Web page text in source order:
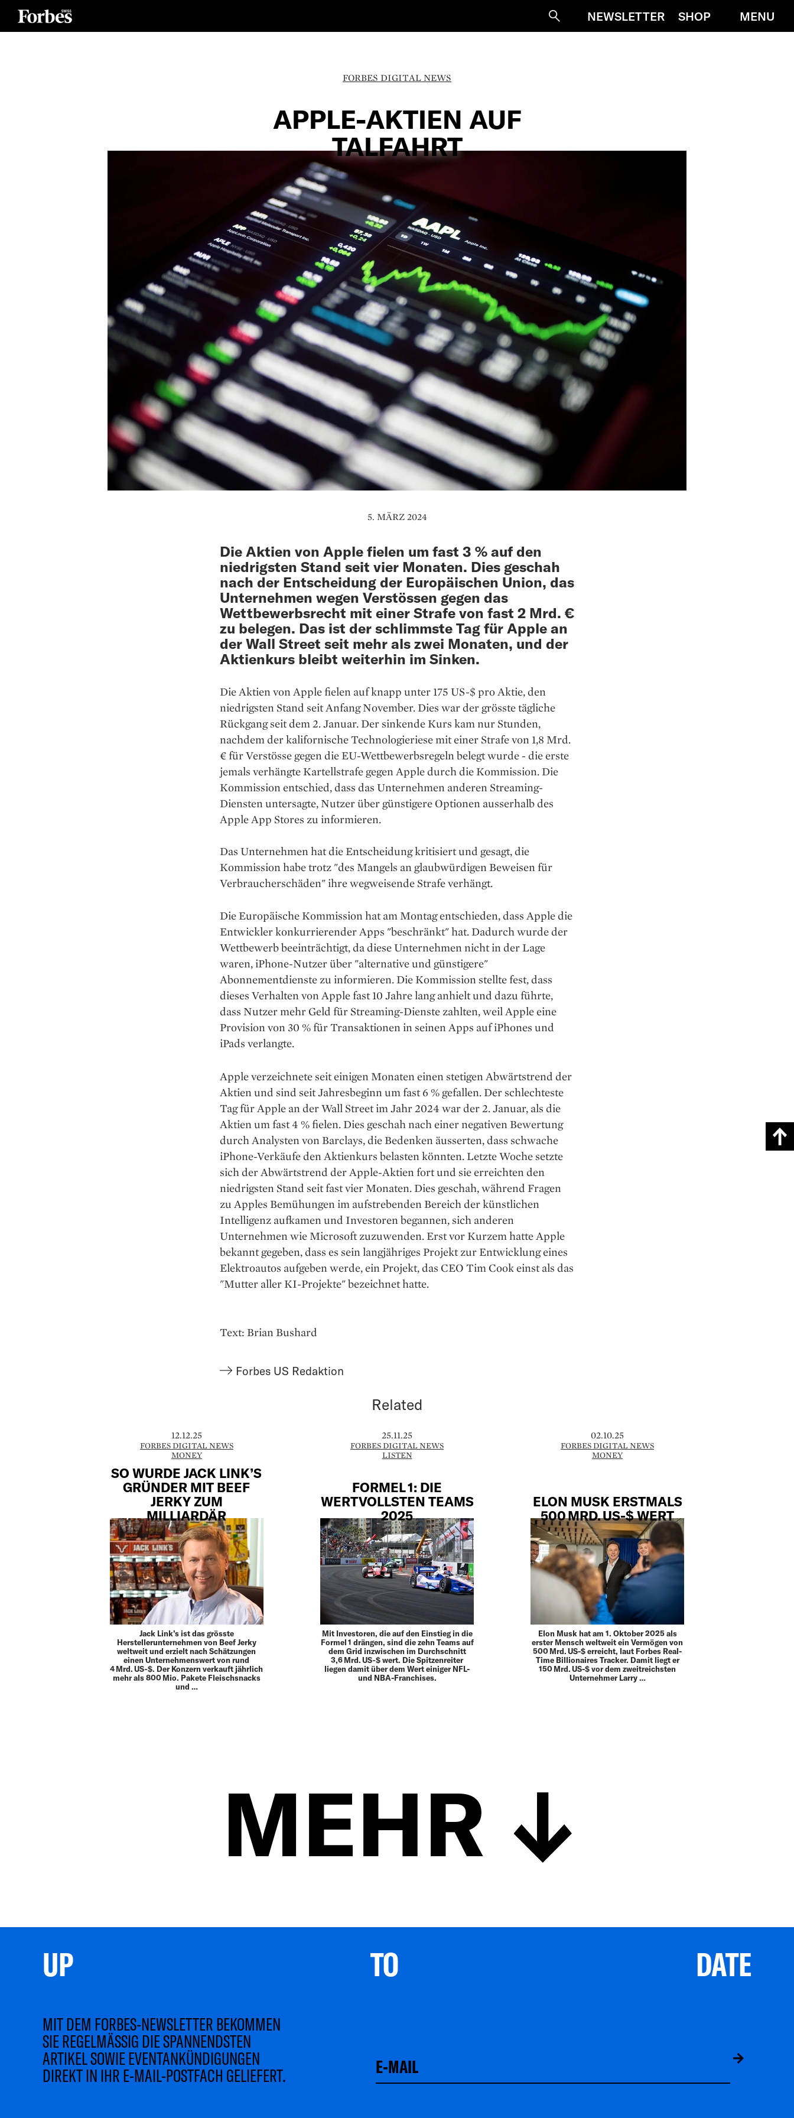
SucheNEWSLETTER SHOP MENU
FORBES DIGITAL NEWS
APPLE-AKTIEN AUF
TALFAHRT
5. MÄRZ 2024
Die Aktien von Apple fielen um fast 3 % auf den
niedrigsten Stand seit vier Monaten. Dies geschah
nach der Entscheidung der Europäischen Union, das
Unternehmen wegen Verstössen gegen das
Wettbewerbsrecht mit einer Strafe von fast 2 Mrd. €
zu belegen. Das ist der schlimmste Tag für Apple an
der Wall Street seit mehr als zwei Monaten, und der
Aktienkurs bleibt weiterhin im Sinken.
Die Aktien von Apple fielen auf knapp unter 175 US-$ pro Aktie, den
niedrigsten Stand seit Anfang November. Dies war der grösste tägliche
Rückgang seit dem 2. Januar. Der sinkende Kurs kam nur Stunden,
nachdem der kalifornische Technologieriese mit einer Strafe von 1,8 Mrd.
€ für Verstösse gegen die EU-Wettbewerbsregeln belegt wurde - die erste
jemals verhängte Kartellstrafe gegen Apple durch die Kommission. Die
Kommission entschied, dass das Unternehmen anderen Streaming-
Diensten untersagte, Nutzer über günstigere Optionen ausserhalb des
Apple App Stores zu informieren.
Das Unternehmen hat die Entscheidung kritisiert und gesagt, die
Kommission habe trotz "des Mangels an glaubwürdigen Beweisen für
Verbraucherschäden" ihre wegweisende Strafe verhängt.
Die Europäische Kommission hat am Montag entschieden, dass Apple die
Entwickler konkurrierender Apps "beschränkt" hat. Dadurch wurde der
Wettbewerb beeinträchtigt, da diese Unternehmen nicht in der Lage
waren, iPhone-Nutzer über "alternative und günstigere"
Abonnementdienste zu informieren. Die Kommission stellte fest, dass
dieses Verhalten von Apple fast 10 Jahre lang anhielt und dazu führte,
dass Nutzer mehr Geld für Streaming-Dienste zahlten, weil Apple eine
Provision von 30 % für Transaktionen in seinen Apps auf iPhones und
iPads verlangte.
Apple verzeichnete seit einigen Monaten einen stetigen Abwärtstrend der
Aktien und sind seit Jahresbeginn um fast 6 % gefallen. Der schlechteste
Tag für Apple an der Wall Street im Jahr 2024 war der 2. Januar, als die
Aktien um fast 4 % fielen. Dies geschah nach einer negativen Bewertung
durch Analysten von Barclays, die Bedenken äusserten, dass schwache
iPhone-Verkäufe den Aktienkurs belasten könnten. Letzte Woche setzte
sich der Abwärtstrend der Apple-Aktien fort und sie erreichten den
niedrigsten Stand seit fast vier Monaten. Dies geschah, während Fragen
zu Apples Bemühungen im aufstrebenden Bereich der künstlichen
Intelligenz aufkamen und Investoren begannen, sich anderen
Unternehmen wie Microsoft zuzuwenden. Erst vor Kurzem hatte Apple
bekannt gegeben, dass es sein langjähriges Projekt zur Entwicklung eines
Elektroautos aufgeben werde, ein Projekt, das CEO Tim Cook einst als das
"Mutter aller KI-Projekte" bezeichnet hatte.
Text: Brian Bushard
Forbes US Redaktion
Related
12.12.25
FORBES DIGITAL NEWS
MONEY
SO WURDE JACK LINK’S
GRÜNDER MIT BEEF
JERKY ZUM
MILLIARDÄR
Jack Link’s ist das grösste
Herstellerunternehmen von Beef Jerky
weltweit und erzielt nach Schätzungen
einen Unternehmenswert von rund
4 Mrd. US‑$. Der Konzern verkauft jährlich
mehr als 800 Mio. Pakete Fleischsnacks
und …
25.11.25
FORBES DIGITAL NEWS
LISTEN
FORMEL 1: DIE
WERTVOLLSTEN TEAMS
2025
Mit Investoren, die auf den Einstieg in die
Formel 1 drängen, sind die zehn Teams auf
dem Grid inzwischen im Durchschnitt
3,6 Mrd. US‑$ wert. Die Spitzenreiter
liegen damit über dem Wert einiger NFL-
und NBA-Franchises.
02.10.25
FORBES DIGITAL NEWS
MONEY
ELON MUSK ERSTMALS
500 MRD. US-$ WERT
Elon Musk hat am 1. Oktober 2025 als
erster Mensch weltweit ein Vermögen von
500 Mrd. US-$ erreicht, laut Forbes Real-
Time Billionaires Tracker. Damit liegt er
150 Mrd. US-$ vor dem zweitreichsten
Unternehmer Larry …
MEHR
UP TO DATE
MIT DEM FORBES-NEWSLETTER BEKOMMEN
SIE REGELMÄSSIG DIE SPANNENDSTEN
ARTIKEL SOWIE EVENTANKÜNDIGUNGEN
DIREKT IN IHR E-MAIL-POSTFACH GELIEFERT.